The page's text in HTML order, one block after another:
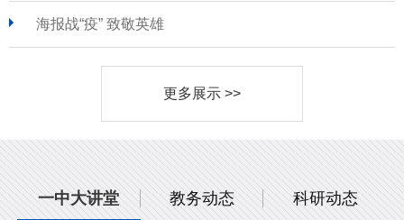
海报战“疫” 致敬英雄
更多展示 >>
一中大讲堂 教务动态 科研动态